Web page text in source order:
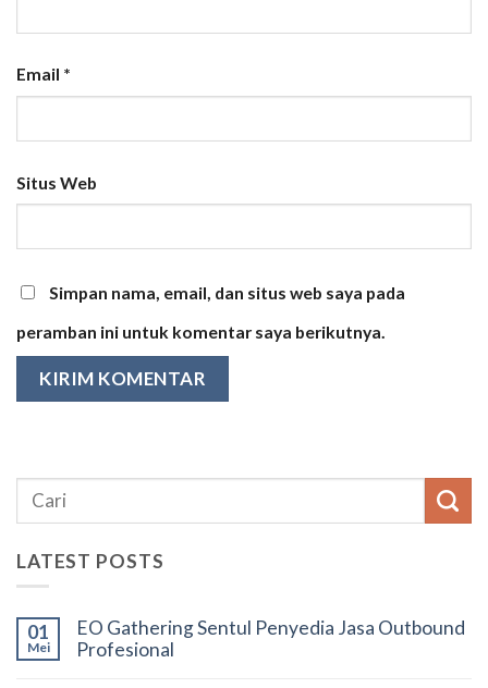
Email *
Situs Web
Simpan nama, email, dan situs web saya pada
peramban ini untuk komentar saya berikutnya.
LATEST POSTS
01
Mei
EO Gathering Sentul Penyedia Jasa Outbound
Profesional